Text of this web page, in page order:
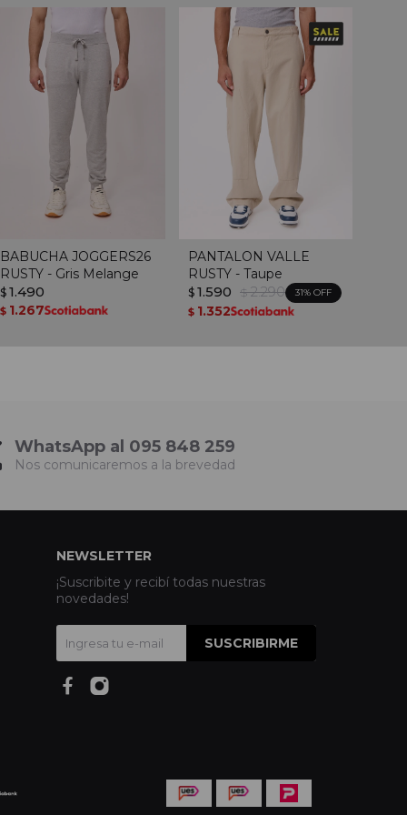
BABUCHA JOGGERS26
RUSTY - Gris Melange
$ 1.490
$ 1.267
PANTALON VALLE
RUSTY - Taupe
$ 1.590 $ 2.290 31
$ 1.352
WhatsApp al 095 848 259
Nos comunicaremos a la brevedad
NEWSLETTER
¡Suscribite y recibí todas nuestras
novedades!
SUSCRIBIRME